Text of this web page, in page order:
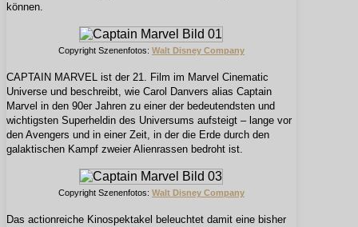
können.
Copyright Szenenfotos: Walt Disney Company
CAPTAIN MARVEL ist der 21. Film im Marvel Cinematic
Universe und beschreibt, wie Carol Danvers alias Captain
Marvel in den 90er Jahren zu einer der bedeutendsten und
wichtigsten Superheldin des Universums aufsteigt – lange vor
den Avengers und in einer Zeit, in der die Erde durch den
galaktischen Kampf zweier Alienrassen bedroht ist.
Copyright Szenenfotos: Walt Disney Company
Das actionreiche Kinospektakel beleuchtet damit eine bisher